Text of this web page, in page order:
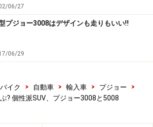
全幅1860mm×全高1650mm、ホイール
BlueHDi）
の2台の同じグレードを並べて正面か
たく同じで見分けがつかない。リアか
リアドア以降のデザインが違うことに
06/27
プジョー3008はデザインも走りもいい!!
06/29
イク > 自動車 > 輸入車 > プジョー
>
? 個性派SUV、プジョー3008と5008